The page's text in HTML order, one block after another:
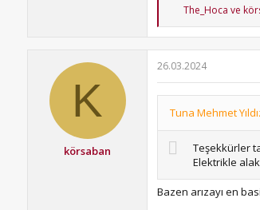
T
p
l
e
r
:
The_Hoca ve
K
körsaban
26.03.2024
Tuna Mehmet
Teşekkürler
Elektrikle
Bazen arızayı en